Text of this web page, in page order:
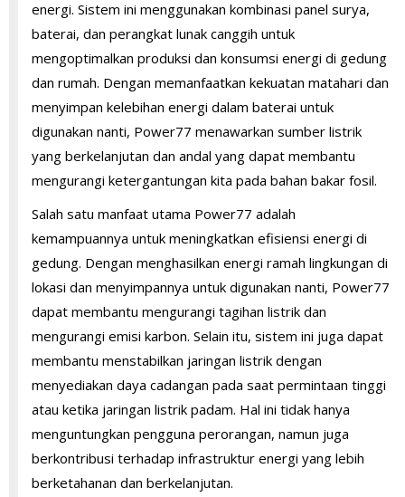
energi. Sistem ini menggunakan kombinasi panel surya,
baterai, dan perangkat lunak canggih untuk
mengoptimalkan produksi dan konsumsi energi di gedung
dan rumah. Dengan memanfaatkan kekuatan matahari dan
menyimpan kelebihan energi dalam baterai untuk
digunakan nanti, Power77 menawarkan sumber listrik
yang berkelanjutan dan andal yang dapat membantu
mengurangi ketergantungan kita pada bahan bakar fosil.
Salah satu manfaat utama Power77 adalah
kemampuannya untuk meningkatkan efisiensi energi di
gedung. Dengan menghasilkan energi ramah lingkungan di
lokasi dan menyimpannya untuk digunakan nanti, Power77
dapat membantu mengurangi tagihan listrik dan
mengurangi emisi karbon. Selain itu, sistem ini juga dapat
membantu menstabilkan jaringan listrik dengan
menyediakan daya cadangan pada saat permintaan tinggi
atau ketika jaringan listrik padam. Hal ini tidak hanya
menguntungkan pengguna perorangan, namun juga
berkontribusi terhadap infrastruktur energi yang lebih
berketahanan dan berkelanjutan.